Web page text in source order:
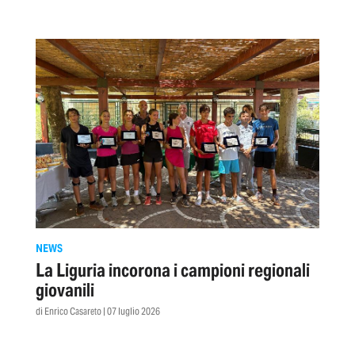
NEWS
La Liguria incorona i campioni regionali
giovanili
di Enrico Casareto | 07 luglio 2026